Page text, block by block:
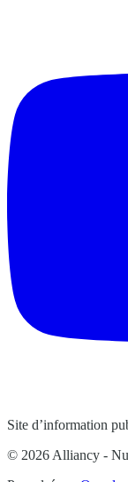
Site d’information
© 2026 Alliancy -